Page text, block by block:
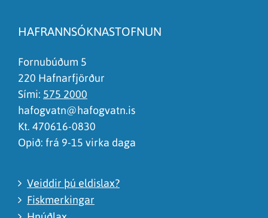
Það er of mikið efni á síðunni
Ég skil ekki efnið, finnst það of flókið
HAFRANNSÓKNASTOFNUN
Fornubúðum 5
220 Hafnarfjörður
Sími: 575 2000
hafogvatn@hafogvatn.is
Kt. 470616-0830
Opið: frá 9-15 virka daga
Veiddir þú eldislax?
Fiskmerkingar